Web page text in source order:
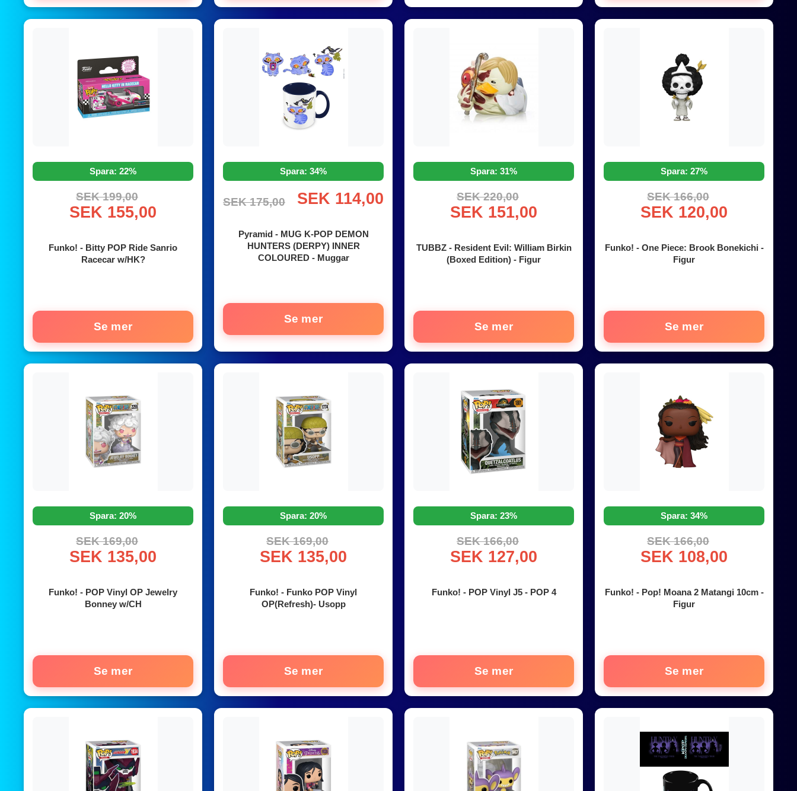
Spara: 22%
SEK 199,00
SEK 155,00
Funko! - Bitty POP Ride Sanrio
Racecar w/HK?
Se mer
Spara: 34%
SEK 175,00 SEK 114,00
Pyramid - MUG K-POP DEMON
HUNTERS (DERPY) INNER
COLOURED - Muggar
Se mer
Spara: 31%
SEK 220,00
SEK 151,00
TUBBZ - Resident Evil: William Birkin
(Boxed Edition) - Figur
Se mer
Spara: 27%
SEK 166,00
SEK 120,00
Funko! - One Piece: Brook Bonekichi -
Figur
Se mer
Spara: 20%
SEK 169,00
SEK 135,00
Funko! - POP Vinyl OP Jewelry
Bonney w/CH
Se mer
Spara: 20%
SEK 169,00
SEK 135,00
Funko! - Funko POP Vinyl
OP(Refresh)- Usopp
Se mer
Spara: 23%
SEK 166,00
SEK 127,00
Funko! - POP Vinyl J5 - POP 4
Se mer
Spara: 34%
SEK 166,00
SEK 108,00
Funko! - Pop! Moana 2 Matangi 10cm -
Figur
Se mer